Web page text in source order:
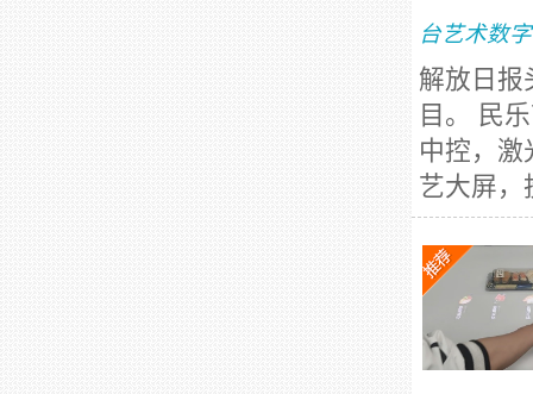
台艺术数
解放日报
目。 民
中控，激
艺大屏，